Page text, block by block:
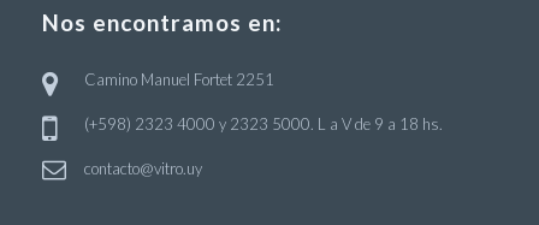
Nos encontramos en:
Camino Manuel Fortet 2251
(+598) 2323 4000 y 2323 5000. L a V de 9 a 18 hs.
contacto@vitro.uy